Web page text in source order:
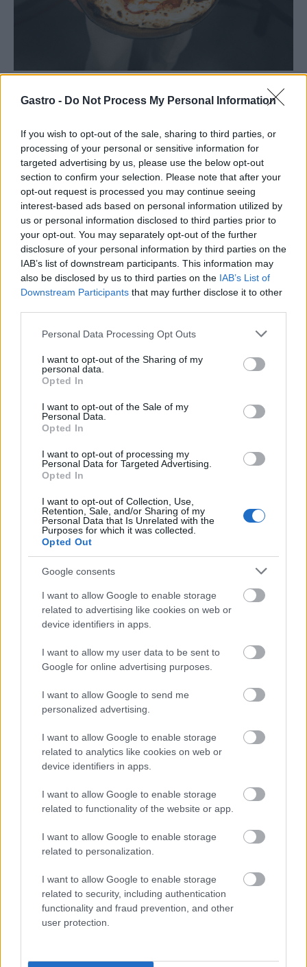
Gastro - Do Not Process My Personal Information
If you wish to opt-out of the sale, sharing to third parties, or
processing of your personal or sensitive information for
targeted advertising by us, please use the below opt-out
section to confirm your selection. Please note that after your
opt-out request is processed you may continue seeing
interest-based ads based on personal information utilized by
us or personal information disclosed to third parties prior to
your opt-out. You may separately opt-out of the further
disclosure of your personal information by third parties on the
IAB’s list of downstream participants. This information may
also be disclosed by us to third parties on the IAB’s List of
Downstream Participants that may further disclose it to other
Please note that this website/app uses one or more Google
not limited to your visit or usage behaviour. You may click to
grant or deny consent to Google and its third-party tags to
use your data for below specified purposes in below Google
consent section.
Personal Data Processing Opt Outs
I want to opt-out of the Sharing of my
personal data.
Opted In
I want to opt-out of the Sale of my
Personal Data.
Opted In
I want to opt-out of processing my
Personal Data for Targeted Advertising.
Opted In
I want to opt-out of Collection, Use,
Retention, Sale, and/or Sharing of my
Personal Data that Is Unrelated with the
Purposes for which it was collected.
Opted Out
Google consents
I want to allow Google to enable storage
related to advertising like cookies on web or
device identifiers in apps.
I want to allow my user data to be sent to
Google for online advertising purposes.
I want to allow Google to send me
personalized advertising.
I want to allow Google to enable storage
related to analytics like cookies on web or
device identifiers in apps.
I want to allow Google to enable storage
related to functionality of the website or app.
I want to allow Google to enable storage
related to personalization.
I want to allow Google to enable storage
related to security, including authentication
functionality and fraud prevention, and other
user protection.
Kézműves nápolyi pizza a fagyasztóból? Egy
új technológia írja át a mirelitről alkotott
képünket
Egész napos zenei és családi fesztivált
rendeznek Balatonszabadiban
Teljesen smash burgerre váltott a debreceni
Szmöre Burger